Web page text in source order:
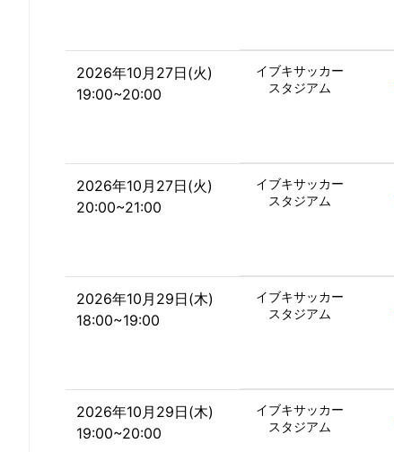
2026年10月27日(火)
19:00~20:00
イブキサッカー
スタジアム
2026年10月27日(火)
20:00~21:00
イブキサッカー
スタジアム
2026年10月29日(木)
18:00~19:00
イブキサッカー
スタジアム
2026年10月29日(木)
19:00~20:00
イブキサッカー
スタジアム